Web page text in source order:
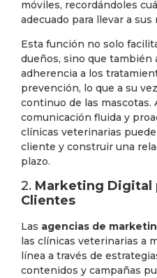
móviles, recordándoles
adecuado para llevar a
Esta función no solo
dueños, sino que también
adherencia a los
prevención, lo que a su
continuo de las mascotas.
comunicación fluida y
clínicas veterinarias
cliente y construir una
plazo.
2. Marketing Digital
Clientes
Las agencias de
las clínicas veterinarias a
línea a través de
contenidos y campañas